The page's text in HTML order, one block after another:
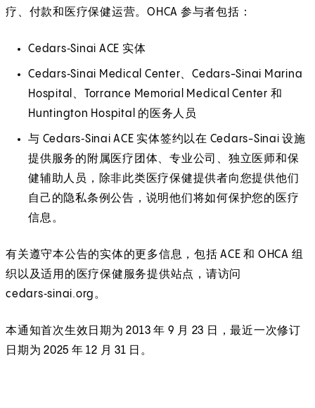
疗、付款和医疗保健运营。OHCA 参与者包括：
Cedars‑Sinai ACE 实体
Cedars‑Sinai Medical Center、Cedars-Sinai Marina
Hospital、Torrance Memorial Medical Center 和
Huntington Hospital 的医务人员
与 Cedars‑Sinai ACE 实体签约以在 Cedars-Sinai 设施
提供服务的附属医疗团体、专业公司、独立医师和保
健辅助人员，除非此类医疗保健提供者向您提供他们
自己的隐私条例公告，说明他们将如何保护您的医疗
信息。
有关遵守本公告的实体的更多信息，包括 ACE 和 OHCA 组
织以及适用的医疗保健服务提供站点，请访问
cedars‑sinai.org。
本通知首次生效日期为 2013 年 9 月 23 日，最近一次修订
日期为 2025 年 12 月 31 日。